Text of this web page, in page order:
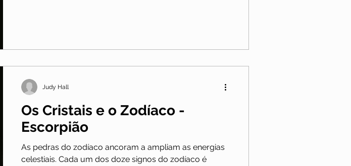
Os Cristais e o Zodíaco -
Escorpião
As pedras do zodíaco ancoram a ampliam as energias
celestiais. Cada um dos doze signos do zodíaco é
Judy Hall